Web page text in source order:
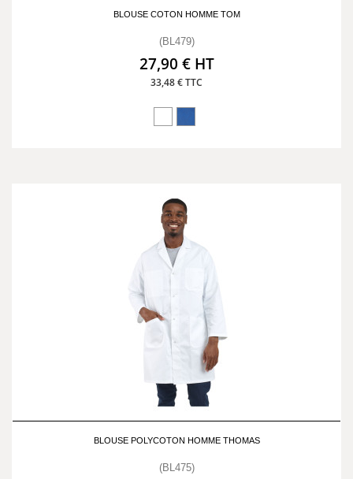
BLOUSE COTON HOMME TOM
(BL479)
27,90 € HT
33,48 € TTC
BLOUSE POLYCOTON HOMME THOMAS
(BL475)